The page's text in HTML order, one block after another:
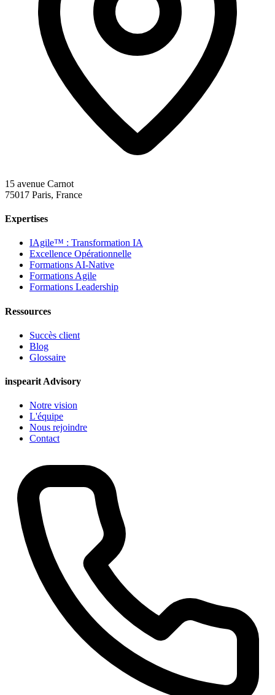
15 avenue Carnot
75017 Paris, France
Expertises
IAgile™ : Transformation IA
Excellence Opérationnelle
Formations AI-Native
Formations Agile
Formations Leadership
Ressources
Succès client
Blog
Glossaire
inspearit Advisory
Notre vision
L'équipe
Nous rejoindre
Contact